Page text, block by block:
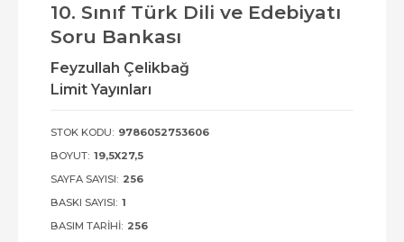
10. Sınıf Türk Dili ve Edebiyatı
Soru Bankası
Feyzullah Çelikbağ
Limit Yayınları
STOK KODU: 9786052753606
BOYUT: 19,5X27,5
SAYFA SAYISI: 256
BASKI SAYISI: 1
BASIM TARIHI: 256